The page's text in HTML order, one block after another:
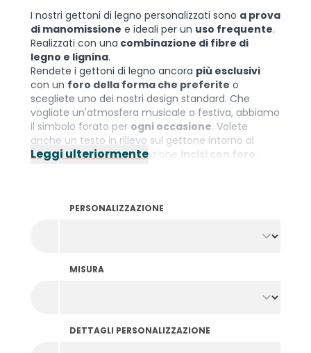
I nostri gettoni di legno personalizzati sono a prova
di manomissione e ideali per un uso frequente.
Realizzati con una combinazione di fibre di
legno e lignina.
Rendete i gettoni di legno ancora più esclusivi
con un foro della forma che preferite o
scegliete uno dei nostri design standard. Che
vogliate un'atmosfera musicale o festiva, abbiamo
il simbolo forato per ogni occasione. Volete
anche un testo in rilievo sul gettone intorno al
foro? Allora scegliete l'opzione incisi con foro
Leggi ulteriormente
PERSONALIZZAZIONE
MISURA
DETTAGLI PERSONALIZZAZIONE